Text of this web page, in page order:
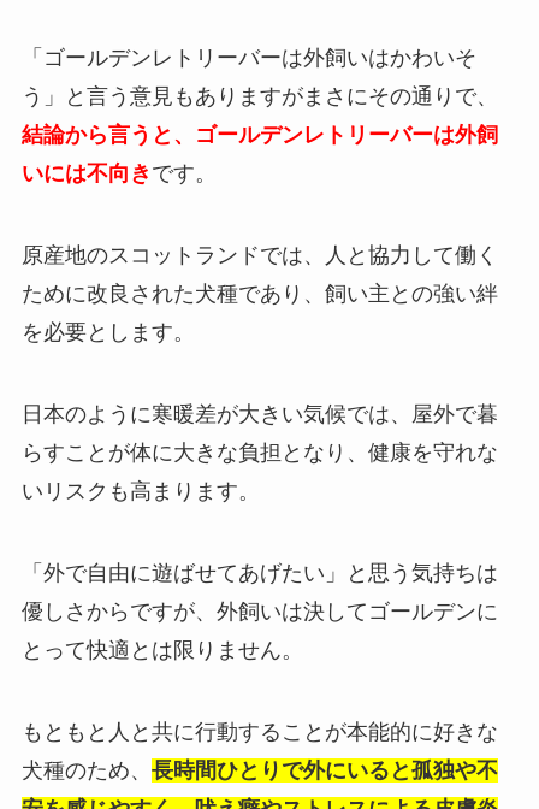
「ゴールデンレトリーバーは外飼いはかわいそ
う」と言う意見もありますがまさにその通りで、
結論から言うと、ゴールデンレトリーバーは外飼
いには不向き です。
原産地のスコットランドでは、人と協力して働く
ために改良された犬種であり、飼い主との強い絆
を必要とします。
日本のように寒暖差が大きい気候では、屋外で暮
らすことが体に大きな負担となり、健康を守れな
いリスクも高まります。
「外で自由に遊ばせてあげたい」と思う気持ちは
優しさからですが、外飼いは決してゴールデンに
とって快適とは限りません。
もともと人と共に行動することが本能的に好きな
犬種のため、 長時間ひとりで外にいると孤独や不